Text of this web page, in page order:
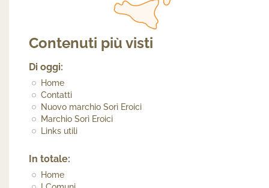
Contenuti più visti
Di oggi:
Home
Contatti
Nuovo marchio Sorì Eroici
Marchio Sorì Eroici
Links utili
In totale:
Home